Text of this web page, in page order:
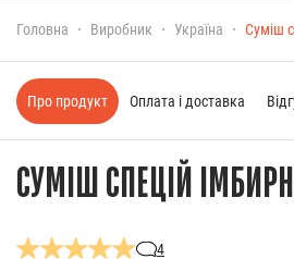
Головна Виробник Україна Суміш
СУМІШ СПЕЦІЙ
4
Про продукт Оплата і доставка